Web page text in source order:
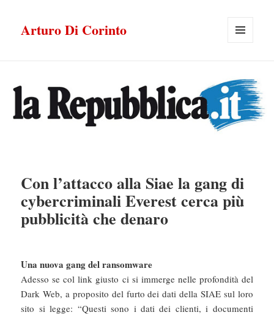
Arturo Di Corinto
Con l’attacco alla Siae la gang di
cybercriminali Everest cerca più
pubblicità che denaro
Una nuova gang del ransomware
Adesso se col link giusto ci si immerge nelle profondità del
Dark Web, a proposito del furto dei dati della SIAE sul loro
sito si legge: “Questi sono i dati dei clienti, i documenti